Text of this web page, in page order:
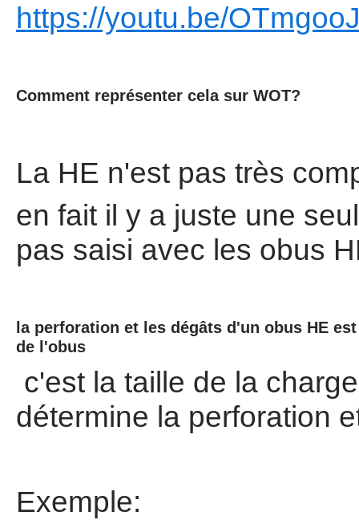
https://youtu.be/
Comment représenter cela sur WOT?
La HE n'est pas très
en fait il y a juste une
pas saisi avec les obus
la perforation et les dégâts d'un obus HE
de l'obus
c'est la taille de la
détermine la perforation
Exemple: